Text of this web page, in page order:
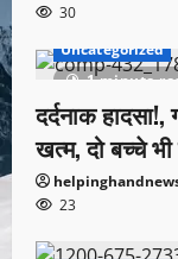
30
1 minute
Uncategorized
दर्दनाक हादसा!,
खत्म, दो बच्चे
23